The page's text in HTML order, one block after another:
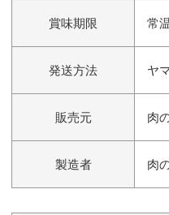
賞味期限 常
発送方法 ヤ
販売元 肉
製造者 肉